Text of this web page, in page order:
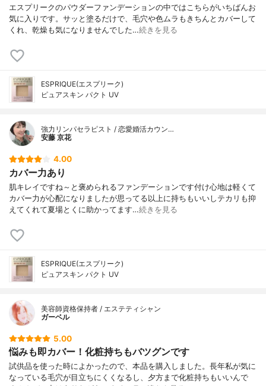
エスプリークのパウダーファンデーションの中ではこちらがいちばんお
気に入りです。サッと塗るだけで、毛穴や色ムラもきちんとカバーして
くれ、乾燥も気になりませんでした…続きを見る
ESPRIQUE(エスプリーク)
ピュアスキン パクト UV
強力リンパセラピスト / 恋愛婚活カウン…
安藤 京花
4.00
カバー力あり
肌キレイですね～と褒められるファンデーションです付け心地は軽くて
カバー力が心配になりましたが思ってる以上に持ちもいいしテカリも抑
えてくれて夏場とくに助かってます…続きを見る
ESPRIQUE(エスプリーク)
ピュアスキン パクト UV
美容師資格保持者 / エステティシャン
ガーベル
5.00
悩みも即カバー！化粧持ちもバツグンです
試供品を使った時によかったので、本品を購入しました。長年私が気に
なっている毛穴が目立ちにくくなるし、夕方まで化粧持ちもいいんで